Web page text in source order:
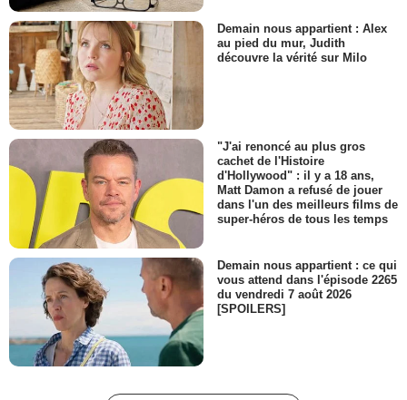
Demain nous appartient : Alex
au pied du mur, Judith
découvre la vérité sur Milo
"J'ai renoncé au plus gros
cachet de l'Histoire
d'Hollywood" : il y a 18 ans,
Matt Damon a refusé de jouer
dans l'un des meilleurs films de
super-héros de tous les temps
Demain nous appartient : ce qui
vous attend dans l'épisode 2265
du vendredi 7 août 2026
[SPOILERS]